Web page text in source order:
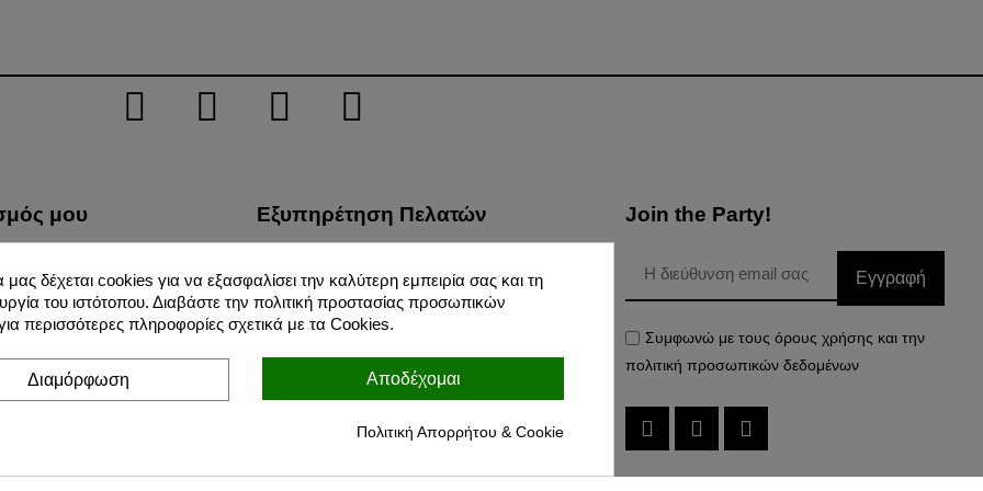
μου
προϊόντων μου
μου
μου πληροφορίες
Εξυπηρέτηση Πελατών
Προστασία Προσωπικών Δεδομένων
Όροι Χρήσης
Για Εμάς
Τρόποι Πληρωμών
Join the Party!
Εγγραφή
Συμφωνώ με τους όρους χρήσης και την
πολιτική προσωπικών δεδομένων
μας δέχεται cookies για να εξασφαλίσει την καλύτερη εμπειρία σας και τη
του ιστότοπου. Διαβάστε την πολιτική προστασίας προσωπικών
περισσότερες πληροφορίες σχετικά με τα Cookies.
Αποδέχομαι
Διαμόρφωση
Πολιτική Απορρήτου & Cookie